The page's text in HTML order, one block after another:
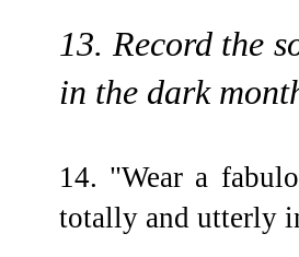
13. Record the
in the dark
14. "Wear a
totally and utterly